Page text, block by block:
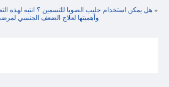
« هل يمكن استخدام حليب الصويا للتسمين ؟ انتبه لهذه
وأهميتها لعلاج الضعف الجنسي